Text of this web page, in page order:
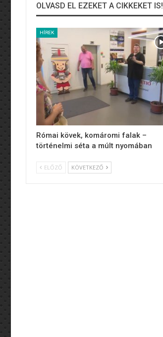
OLVASD EL EZEKET A CIKKEKET IS!
HÍREK
Római kövek, komáromi falak –
történelmi séta a múlt nyomában
ELŐZŐ KÖVETKEZŐ